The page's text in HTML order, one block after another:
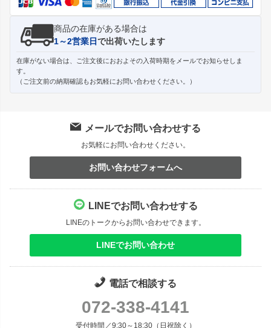
商品の在庫がある場合は
1～2営業日で出荷いたします
在庫がない場合は、ご注文後におおよその入荷時期をメールでお知らせしま
す。
（ご注文前の納期確認もお気軽にお問い合わせください。）
メールでお問い合わせする
お気軽にお問い合わせください。
お問い合わせフォームへ
LINEでお問い合わせする
LINEのトークからお問い合わせできます。
LINEでお問い合わせ
電話で相談する
072-338-4141
受付時間／9:30～18:30（日祝除く）